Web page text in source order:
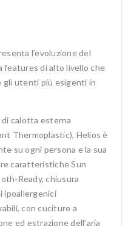
l’evoluzione del
features di alto livello che
gli utenti più esigenti in
di calotta esterna
Thermoplastic), Helios è
su ogni persona e la sua
caratteristiche Sun
Ready, chiusura
ipoallergenici
con cuciture a
ed estrazione dell’aria